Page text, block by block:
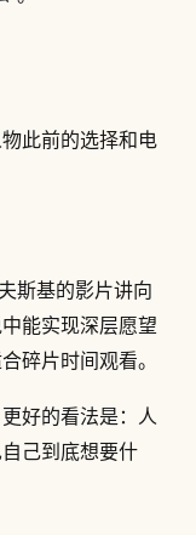
此前的选择和电
斯基的影片讲向
能实现深层愿望
碎片时间观看。
好的看法是：人
己到底想要什